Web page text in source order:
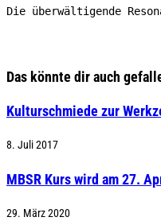
Die überwältigende
Das könnte dir auch
Kulturschmiede zur
8. Juli 2017
MBSR Kurs wird am 27.
29. März 2020